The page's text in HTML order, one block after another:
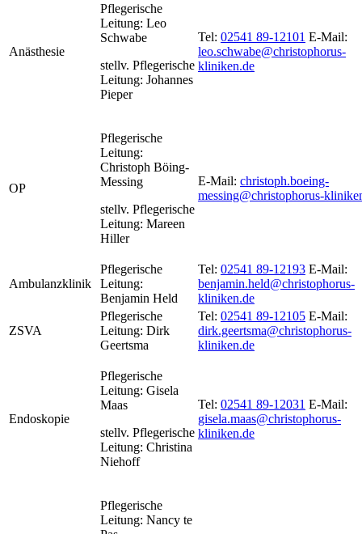
Anästhesie
Pflegerische
Leitung: Leo
Schwabe
stellv. Pflegerische
Leitung: Johannes
Pieper
Tel: 02541 89-12101 E-Mail:
leo.schwabe@christophorus-
kliniken.de
OP
Pflegerische
Leitung:
Christoph Böing-
Messing
stellv. Pflegerische
Leitung: Mareen
Hiller
E-Mail: christoph.boeing-
messing@christophorus-
Ambulanzklinik
Pflegerische
Leitung:
Benjamin Held
Tel: 02541 89-12193 E-Mail:
benjamin.held@christophorus-
kliniken.de
ZSVA
Pflegerische
Leitung: Dirk
Geertsma
Tel: 02541 89-12105 E-Mail:
dirk.geertsma@christophorus-
kliniken.de
Endoskopie
Pflegerische
Leitung: Gisela
Maas
stellv. Pflegerische
Leitung: Christina
Niehoff
Tel: 02541 89-12031 E-Mail:
gisela.maas@christophorus-
kliniken.de
Pflegerische
Leitung: Nancy te